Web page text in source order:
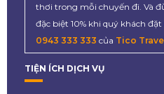
thơi trong mỗi chuyến đi. Và
đặc biệt 10% khi quý khách đặt
0943 333 333 của Tico
TIỆN ÍCH DỊCH VỤ